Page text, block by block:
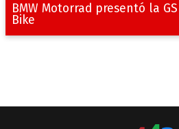
BMW Motorrad presentó la
Bike